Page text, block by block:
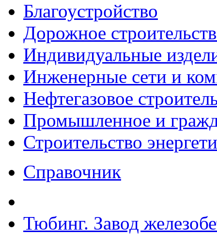
Благоустройство
Дорожное
Индивидуальные
Инженерные сети и
Нефтегазовое
Промышленное и
Строительство
Справочник
Тюбинг. Завод